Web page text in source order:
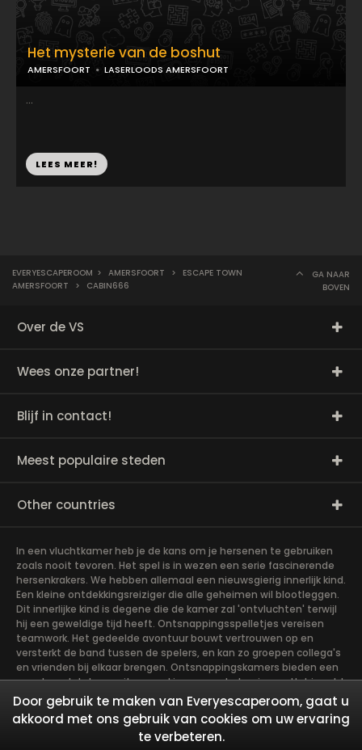
Het mysterie van de boshut
AMERSFOORT LASERLOODS AMERSFOORT
...
LEES MEER!
EVERYESCAPEROOM > AMERSFOORT >
ESCAPE TOWN
AMERSFOORT
> CABIN666
GA NAAR
BOVEN
Over de VS
Wees onze partner!
Blijf in contact!
Meest populaire steden
Other countries
In een vluchtkamer heb je de kans om je hersenen te gebruiken
zoals nooit tevoren. Het spel is in wezen een serie fascinerende
hersenkrakers. We hebben allemaal een nieuwsgierig innerlijk kind.
Een kleine ontdekkingsreiziger die alle geheimen wil blootleggen.
Dit innerlijke kind is degene die de kamer zal 'ontvluchten' terwijl
hij een geweldige tijd heeft. Ontsnappingsspelletjes vereisen
teamwork. Het gedeelde avontuur bouwt vertrouwen op en
versterkt de band tussen de spelers, en kan zo groepen collega's
en vrienden bij elkaar brengen. Ontsnappingskamers bieden een
avontuur dat de moeite waard is om aan te beginnen. Het is echt
teamwerk, wat het soepelst gaat als de teamleden hun
verschillende sterke punten gebruiken om het
gemeenschappelijke doel te bereiken. Er zijn in wezen vier rollen
die de leden op zich moeten nemen, die het meest zullen
Door gebruik te maken van Everyescaperoom, gaat u
akkoord met ons gebruik van cookies om uw ervaring
te verbeteren.